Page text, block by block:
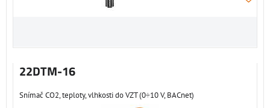
22DTM-16
Snímač CO2, teploty, vlhkosti do VZT (0÷10 V, BACnet)